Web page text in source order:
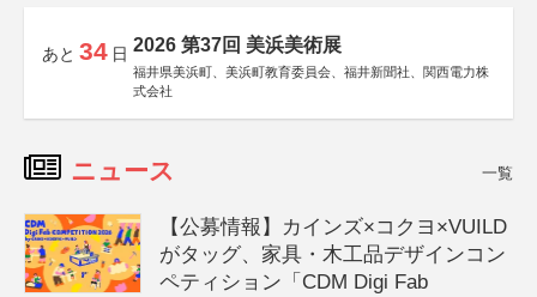
あと 34 日 2026 第37回 美浜美術展
福井県美浜町、美浜町教育委員会、福井新聞社、関西電力株
式会社
ニュース 一覧
【公募情報】カインズ×コクヨ×VUILD
がタッグ、家具・木工品デザインコン
ペティション「CDM Digi Fab